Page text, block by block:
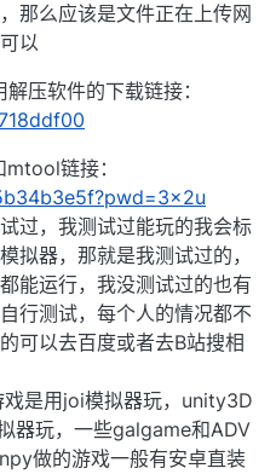
那么应该是文件正在上传网
以
压软件的下载链接：
链接：
过，我测试过能玩的我会标
拟器，那就是我测试过的，
能运行，我没测试过的也有
行测试，每个人的情况都不
可以去百度或者去B站搜相
是用joi模拟器玩，unity3D
器玩，一些galgame和ADV
做的游戏一般有安卓直装